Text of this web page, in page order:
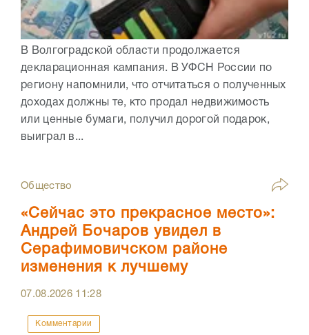
В Волгоградской области продолжается
декларационная кампания. В УФСН России по
региону напомнили, что отчитаться о полученных
доходах должны те, кто продал недвижимость
или ценные бумаги, получил дорогой подарок,
выиграл в...
Общество
«Сейчас это прекрасное место»:
Андрей Бочаров увидел в
Серафимовичском районе
изменения к лучшему
07.08.2026 11:28
Комментарии